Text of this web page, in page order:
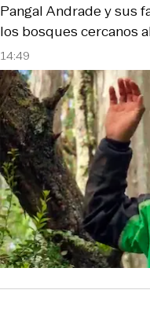
14:49
Pangal Andrade y sus
los bosques cercanos